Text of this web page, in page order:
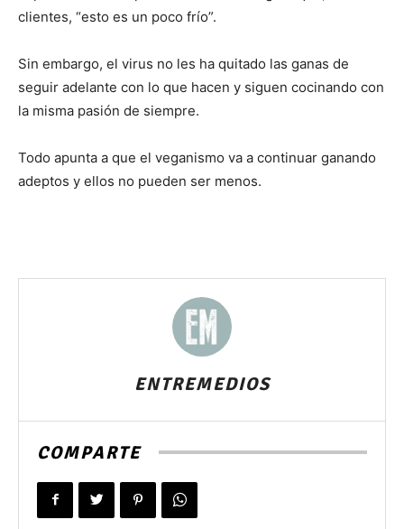
clientes, “esto es un poco frío”.
Sin embargo, el virus no les ha quitado las ganas de
seguir adelante con lo que hacen y siguen cocinando con
la misma pasión de siempre.
Todo apunta a que el veganismo va a continuar ganando
adeptos y ellos no pueden ser menos.
ENTREMEDIOS
COMPARTE